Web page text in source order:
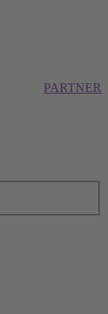
PARTNER